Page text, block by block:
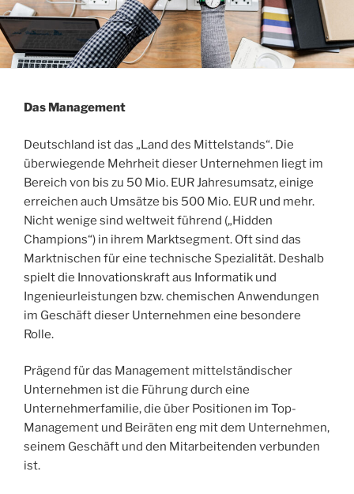
Das Management
Deutschland ist das „Land des Mittelstands“. Die
überwiegende Mehrheit dieser Unternehmen liegt im
Bereich von bis zu 50 Mio. EUR Jahresumsatz, einige
erreichen auch Umsätze bis 500 Mio. EUR und mehr.
Nicht wenige sind weltweit führend („Hidden
Champions“) in ihrem Marktsegment. Oft sind das
Marktnischen für eine technische Spezialität. Deshalb
spielt die Innovationskraft aus Informatik und
Ingenieurleistungen bzw. chemischen Anwendungen
im Geschäft dieser Unternehmen eine besondere
Rolle.
Prägend für das Management mittelständischer
Unternehmen ist die Führung durch eine
Unternehmerfamilie, die über Positionen im Top-
Management und Beiräten eng mit dem Unternehmen,
seinem Geschäft und den Mitarbeitenden verbunden
ist.